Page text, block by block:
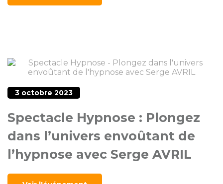
3 octobre 2023
Spectacle Hypnose : Plongez
dans l’univers envoûtant de
l’hypnose avec Serge AVRIL